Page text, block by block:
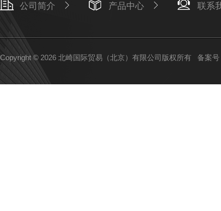
公司简介 产品中心 联系
Copyright © 2026 北崎国际贸易（北京）有限公司版权所有 备案号